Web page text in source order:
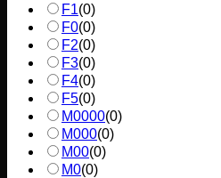
F1(0)
F0(0)
F2(0)
F3(0)
F4(0)
F5(0)
M0000(0)
M000(0)
M00(0)
M0(0)